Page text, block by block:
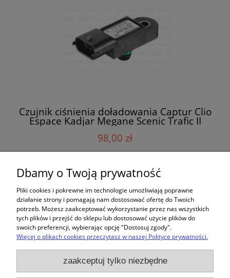
Czujnik ciśnienia doładowania Captur Clio
Espace Kadjar Megane Scenic Trafic II
Renault 8200168253
98,00 zł
do koszyka
« 1 2 3 4 5 ... 30
Zakupy
Pomoc
Dbamy o Twoją prywatność
Pliki cookies i pokrewne im technologie umożliwiają poprawne
działanie strony i pomagają nam dostosować ofertę do Twoich
potrzeb. Możesz zaakceptować wykorzystanie przez nas wszystkich
tych plików i przejść do sklepu lub dostosować użycie plików do
swoich preferencji, wybierając opcję "Dostosuj zgody".
Więcej o plikach cookies przeczytasz w naszej Polityce prywatności.
zaakceptuj tylko niezbędne